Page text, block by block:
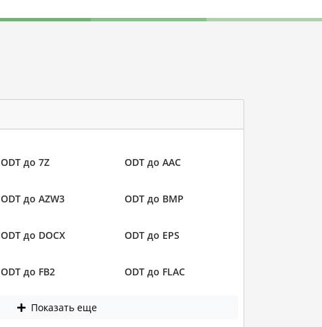
ODT до 7Z ODT до AAC
ODT до AZW3 ODT до BMP
ODT до DOCX ODT до EPS
ODT до FB2 ODT до FLAC
Показать еще